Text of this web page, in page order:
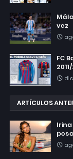
vez
FC
ARTÍCULOS